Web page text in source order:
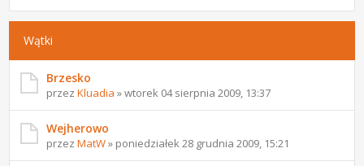
Wątki
Brzesko
przezKluadia » wtorek 04 sierpnia 2009, 13:37
Wejherowo
przezMatW» poniedziałek 28 grudnia 2009, 15:21